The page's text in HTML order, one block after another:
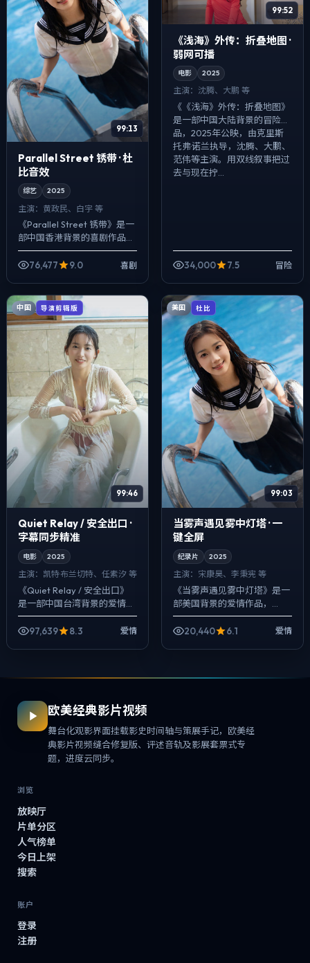
99:13
Parallel Street 锈带 · 杜
比音效
综艺 2025
主演： 黄政民、白宇 等
《Parallel Street 锈带》是一
部中国香港背景的喜剧作品，
2025年公映，由朴赞郁执
导，黄政民、白宇、范伟等主
76,477 9.0 喜剧
99:52
《浅海》外传：折叠地图 ·
弱网可播
电影 2025
主演： 沈腾、大鹏 等
《《浅海》外传：折叠地图》
是一部中国大陆背景的冒险作
品，2025年公映，由克里斯
托弗·诺兰执导，沈腾、大鹏、
范伟等主演。用双线叙事把过
去与现在拧...
34,000 7.5 冒险
中国 导演剪辑版
99:46
Quiet Relay / 安全出口 ·
字幕同步精准
电影 2025
主演： 凯特·布兰切特、任素汐 等
《Quiet Relay / 安全出口》
是一部中国台湾背景的爱情作
品，2025年公映，由魏德圣
执导，凯特·布兰切特、任素
97,639 8.3 爱情
美国 杜比
99:03
当雾声遇见雾中灯塔 · 一
键全屏
纪录片 2025
主演： 宋康昊、李秉宪 等
《当雾声遇见雾中灯塔》是一
部美国背景的爱情作品，
2025年公映，由许鞍华执
导，宋康昊、李秉宪、倪妮等
20,440 6.1 爱情
欧美经典影片视频
舞台化观影界面挂载影史时间轴与策展手记，欧美经
典影片视频缝合修复版、评述音轨及影展套票式专
题，进度云同步。
浏览
放映厅
片单分区
人气榜单
今日上架
搜索
账户
登录
注册